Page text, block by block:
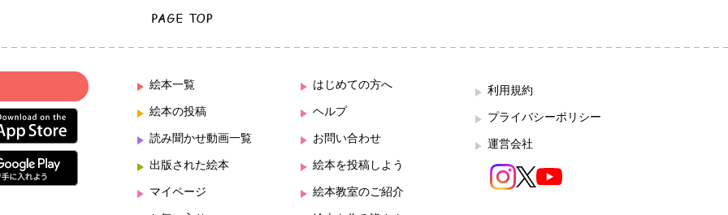
絵本一覧
絵本の投稿
読み聞かせ動画一覧
出版された絵本
マイページ
はじめての方へ
ヘルプ
お問い合わせ
絵本を投稿しよう
絵本教室のご紹介
利用規約
プライバシーポリシー
運営会社